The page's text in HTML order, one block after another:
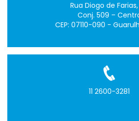
Rua Diogo de Farias,
Conj. 509 –
CEP: 07110-090 -
11 2600-3281